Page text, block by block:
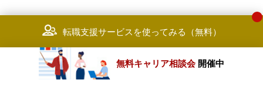
転職支援サービスを使ってみる（無料）
無料キャリア相談会 開催中